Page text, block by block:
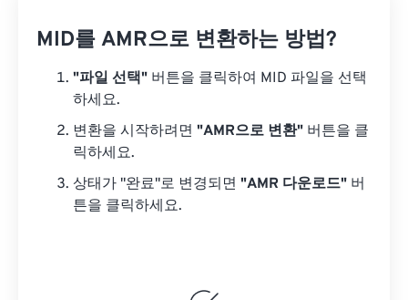
MID를 AMR으로 변환하는 방법?
"파일 선택" 버튼을 클릭하여 MID 파일을 선택
하세요.
변환을 시작하려면 "AMR으로 변환" 버튼을 클
릭하세요.
상태가 "완료"로 변경되면 "AMR 다운로드" 버
튼을 클릭하세요.